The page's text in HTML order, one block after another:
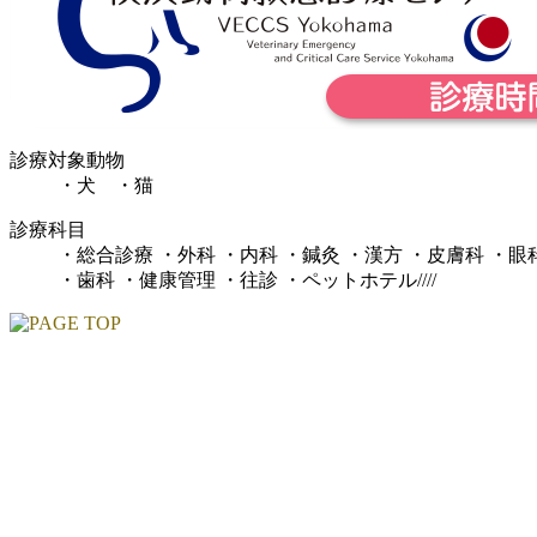
診療対象動物
・犬 ・猫
診療科目
・総合診療 ・外科 ・内科 ・鍼灸 ・漢方 ・皮膚科 ・眼
・歯科 ・健康管理 ・往診 ・ペットホテル////